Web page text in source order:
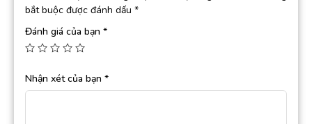
bắt buộc được đánh dấu *
Đánh giá của bạn *
Nhận xét của bạn *